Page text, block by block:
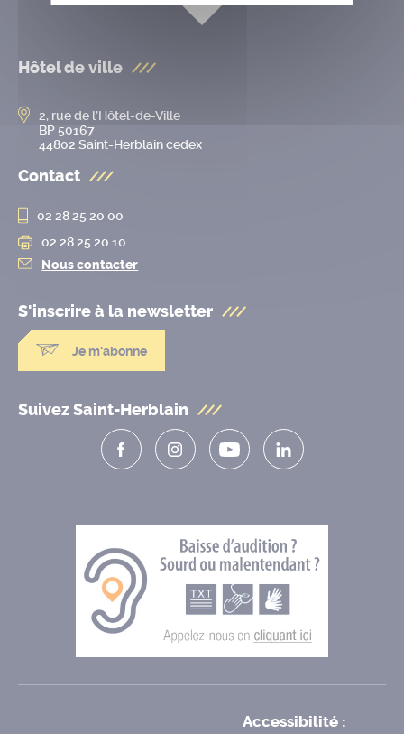
Hôtel de ville
2, rue de l’Hôtel-de-Ville
BP 50167
44802 Saint-Herblain cedex
Contact
02 28 25 20 00
02 28 25 20 10
Nous contacter
S'inscrire à la newsletter
Je m'abonne
Suivez Saint-Herblain
Accessibilité :